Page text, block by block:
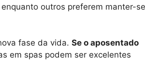
outros preferem manter-se
fase da vida. Se o aposentado
em spas podem ser excelentes